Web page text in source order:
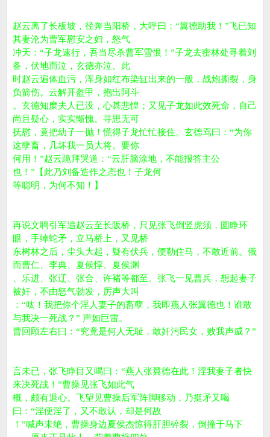
赵云离了长板坡，径奔当阳桥，大呼曰：“翼德助我！”飞已知
其妻沦为曹军慰安之妇，怒气
冲天：“子龙速行，吾当尽杀曹军雪恨！”子龙去密林处寻着刘
备，伏地而泣，玄德亦泣。此
时赵云遍体血污，浑身如红布染缸出来的一般，战炮撕裂，身
负箭伤。云解开盔甲，抱出阿斗
。玄德知糜夫人已没，心甚悲惶；又见子龙如此效死命，自己
尚且疑心，实实惭愧。寻思无可
抚慰，竟把幼子一抛！慌得子龙忙忙接住。玄德骂曰：“为你
这孽畜，几坏我一员大将。要你
何用！”赵云跪拜哭道：“云肝脑涂地，不能报答主公
也！”【此乃刘备造作之态也！子龙何
等聪明，为何不知！】
再说文聘引军追赵云至长阪桥，只见张飞倒竖虎须，圆睁环
眼，手绰蛇矛，立马桥上，又见桥
东树林之后，尘头大起，疑有伏兵，便勒住马，不敢近前。俄
而曹仁、李典、夏侯惇、夏侯渊
、乐进、张辽、张合、许褚等都至。张飞一见曹兵，想起妻子
被奸，不由怒气勃发，厉声大叫
：“呔！我把你个淫人妻子的畜孽，我即燕人张翼德也！谁敢
与我决一死战？” 声如巨雷。
曹回顾左右曰：“究竟是何人无耻，敢奸污民女，败我声威？”
言未已，张飞睁目又喝曰：“燕人张翼德在此！淫我妻子者快
来决死战！”曹操见张飞如此气
概，颇有退心。飞望见曹操后军阵脚移动，乃挺矛又喝
曰：“淫便淫了，又不敢认，却是何故
！”喊声未绝，曹操身边夏侯杰惊得肝胆碎裂，倒撞于马下